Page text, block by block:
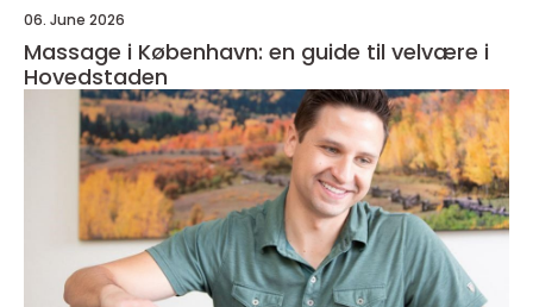
06. June 2026
Massage i København: en guide til velvære i
Hovedstaden